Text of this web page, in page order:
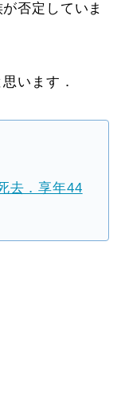
否定していま
います．
去．享年44